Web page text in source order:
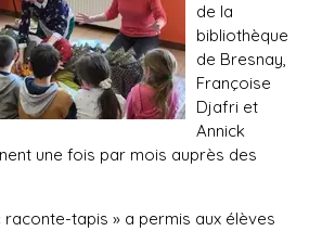
de la
bibliothèque
de Bresnay,
Françoise
Djafri et
Annick
une fois par mois auprès des
raconte-tapis » a permis aux élèves